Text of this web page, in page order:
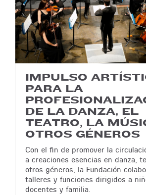
IMPULSO
PARA LA
DE LA DANZA, EL
TEATRO, LA
OTROS GÉNEROS
Con el fin de promover la
a creaciones esencias en danza,
otros géneros, la Fundación
talleres y funciones dirigidos a
docentes y familia.